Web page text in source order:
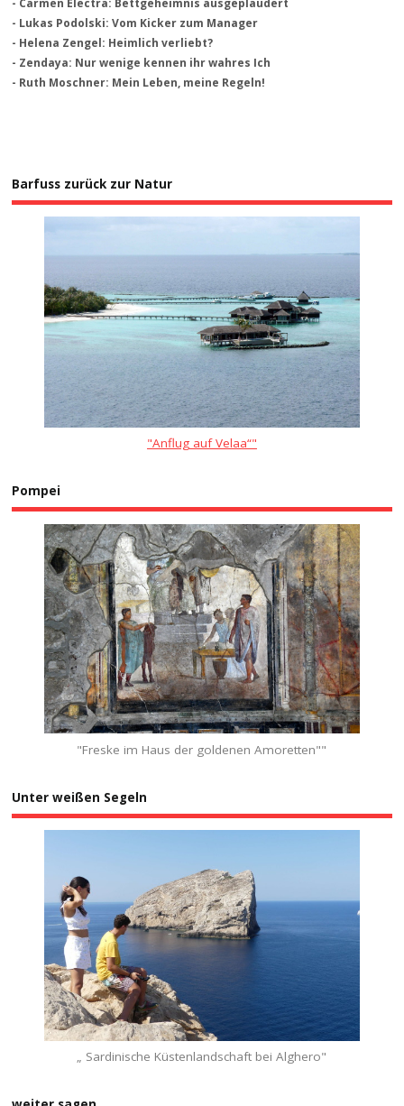
- Carmen Electra: Bettgeheimnis ausgeplaudert
- Lukas Podolski: Vom Kicker zum Manager
- Helena Zengel: Heimlich verliebt?
- Zendaya: Nur wenige kennen ihr wahres Ich
- Ruth Moschner: Mein Leben, meine Regeln!
Barfuss zurück zur Natur
"Anflug auf Velaa“"
Pompei
"Freske im Haus der goldenen Amoretten""
Unter weißen Segeln
„ Sardinische Küstenlandschaft bei Alghero"